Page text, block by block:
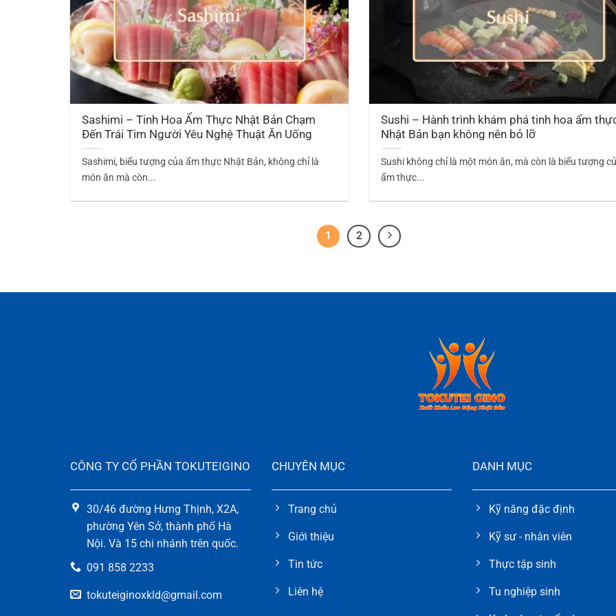
Sashimi – Tinh Hoa Ẩm Thực Nhật Bản Chạm
Đến Trái Tim Người Yêu Nghệ Thuật Ăn Uống
Sashimi, biểu tượng của ẩm thực Nhật Bản, không chỉ là
món ăn mà còn...
Sushi – Hành trình khám phá tinh hoa ẩm
Nhật Bản bạn không nên bỏ lỡ
Sushi không chỉ là một món ăn, mà còn là biểu tượng
ẩm thực...
1 2
CÔNG TY CỔ PHẦN TOKUTEIGINO
30/46 đường Hưng Thịnh, X2A,
phường Yên Sở, thành phố Hà
Nội. Và 15 chi nhánh trên quốc.
091 858 2233
tokuteiginoxkld@gmail.com
CHUYÊN MỤC
Trang chủ
Giới thiệu
Tin tức
Liên hệ
DANH MỤC
Kỹ năng đặc định
Kỹ sư - nhân viên
Thực tập sinh
Tu nghiệp sinh